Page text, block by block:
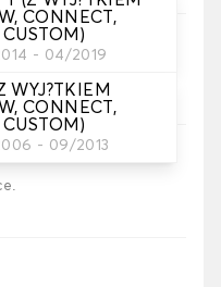
CONNECT,
- 04/2019
WYJ?TKIEM
CONNECT,
- 09/2013